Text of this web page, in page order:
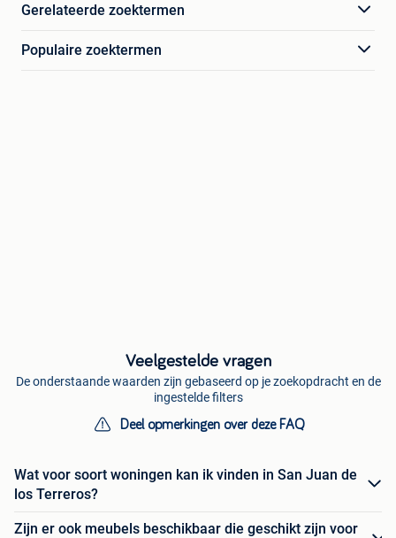
Gerelateerde zoektermen
Populaire zoektermen
Veelgestelde vragen
De onderstaande waarden zijn gebaseerd op je zoekopdracht en de
ingestelde filters
Deel opmerkingen over deze FAQ
Wat voor soort woningen kan ik vinden in San Juan de
los Terreros?
Zijn er ook meubels beschikbaar die geschikt zijn voor